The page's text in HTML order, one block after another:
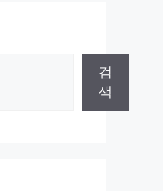
검
색